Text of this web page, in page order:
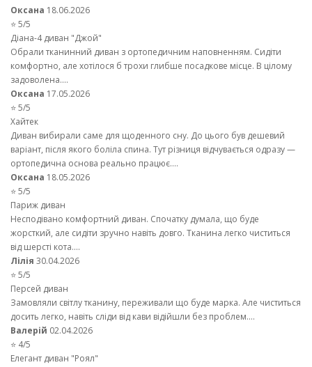
Оксана 18.06.2026
⭐ 5/5
Діана-4 диван "Джой"
Обрали тканинний диван з ортопедичним наповненням. Сидіти
комфортно, але хотілося б трохи глибше посадкове місце. В цілому
задоволена....
Оксана 17.05.2026
⭐ 5/5
Хайтек
Диван вибирали саме для щоденного сну. До цього був дешевий
варіант, після якого боліла спина. Тут різниця відчувається одразу —
ортопедична основа реально працює....
Оксана 18.05.2026
⭐ 5/5
Париж диван
Несподівано комфортний диван. Спочатку думала, що буде
жорсткий, але сидіти зручно навіть довго. Тканина легко чиститься
від шерсті кота....
Лілія 30.04.2026
⭐ 5/5
Персей диван
Замовляли світлу тканину, переживали що буде марка. Але чиститься
досить легко, навіть сліди від кави відійшли без проблем....
Валерій 02.04.2026
⭐ 4/5
Елегант диван "Роял"